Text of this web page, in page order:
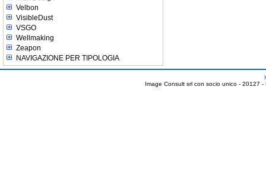
Velbon
VisibleDust
VSGO
Wellmaking
Zeapon
NAVIGAZIONE PER TIPOLOGIA
Image Consult srl con socio unico - 20127